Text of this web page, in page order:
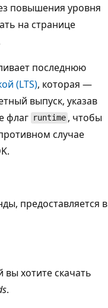
повышения уровня
на странице
последнюю
(LTS), которая —
выпуск, указав
флаг runtime , чтобы
случае
предоставляется в
вы хотите скачать
.